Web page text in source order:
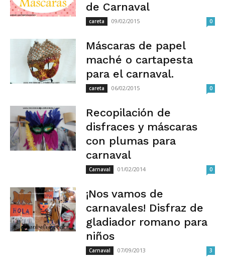
de Carnaval
careta 09/02/2015 0
Máscaras de papel
maché o cartapesta
para el carnaval.
careta 06/02/2015 0
Recopilación de
disfraces y máscaras
con plumas para
carnaval
Carnaval 01/02/2014 0
¡Nos vamos de
carnavales! Disfraz de
gladiador romano para
niños
Carnaval 07/09/2013 3